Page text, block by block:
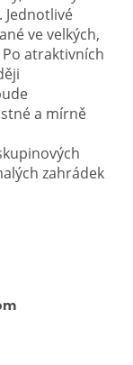
Jednotlivé
ve velkých,
atraktivních
a mírně
zahrádek